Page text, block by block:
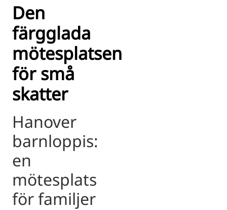
Den
färgglada
mötesplatsen
för små
skatter
Hanover
barnloppis:
en
mötesplats
för familjer